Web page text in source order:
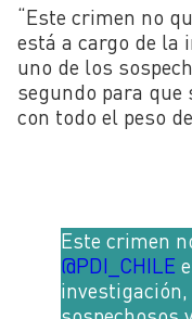
“Este crimen no
está a cargo de la
uno de los
segundo para que
con todo el peso
Este crimen
@PDI_CHILE